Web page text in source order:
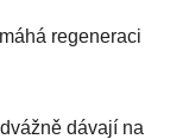
regeneraci
dávají na